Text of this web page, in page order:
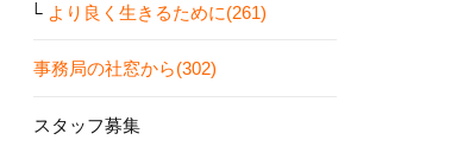
より良く生きるために(261)
事務局の社窓から(302)
スタッフ募集